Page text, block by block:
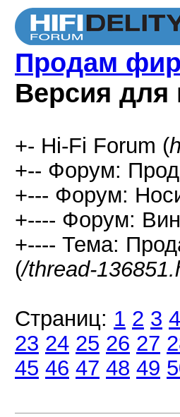
Продам
Версия для
+- Hi-Fi Forum (
+-- Форум:
+--- Форум:
+---- Форум:
+---- Тема:
(/thread-
Страниц: 1 2 3 4
23 24 25 26 27
45 46 47 48 49